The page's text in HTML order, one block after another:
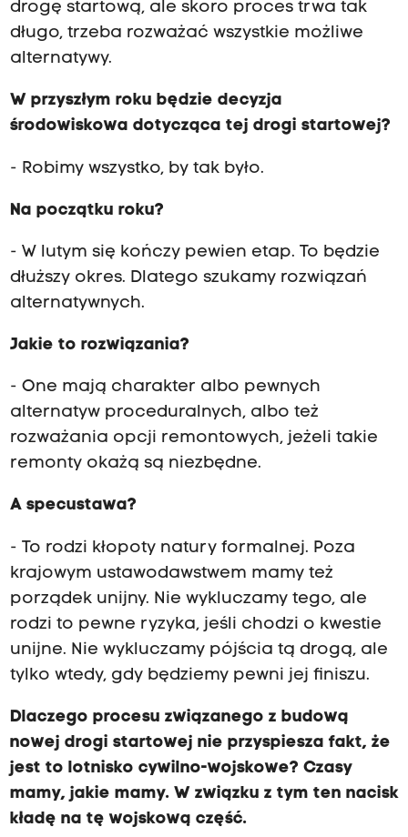
drogę startową, ale skoro proces trwa tak
długo, trzeba rozważać wszystkie możliwe
alternatywy.
W przyszłym roku będzie decyzja
środowiskowa dotycząca tej drogi startowej?
- Robimy wszystko, by tak było.
Na początku roku?
- W lutym się kończy pewien etap. To będzie
dłuższy okres. Dlatego szukamy rozwiązań
alternatywnych.
Jakie to rozwiązania?
- One mają charakter albo pewnych
alternatyw proceduralnych, albo też
rozważania opcji remontowych, jeżeli takie
remonty okażą są niezbędne.
A specustawa?
- To rodzi kłopoty natury formalnej. Poza
krajowym ustawodawstwem mamy też
porządek unijny. Nie wykluczamy tego, ale
rodzi to pewne ryzyka, jeśli chodzi o kwestie
unijne. Nie wykluczamy pójścia tą drogą, ale
tylko wtedy, gdy będziemy pewni jej finiszu.
Dlaczego procesu związanego z budową
nowej drogi startowej nie przyspiesza fakt, że
jest to lotnisko cywilno-wojskowe? Czasy
mamy, jakie mamy. W związku z tym ten nacisk
kładę na tę wojskową część.